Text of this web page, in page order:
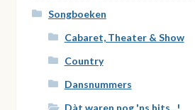
Songboeken
Cabaret, Theater & Show
Country
Dansnummers
Dàt waren nog 'ns hits...!